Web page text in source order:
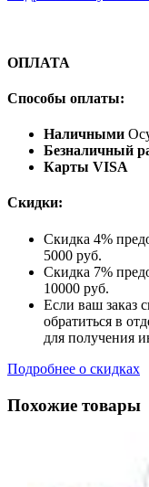
ОПЛАТА
Способы оплаты:
Наличными
Безналичный
Карты VISA
Скидки:
Скидка 4%
5000 руб.
Скидка 7%
10000 руб.
Если ваш заказ
обратиться в
для получения
Подробнее о скидках
Похожие товары